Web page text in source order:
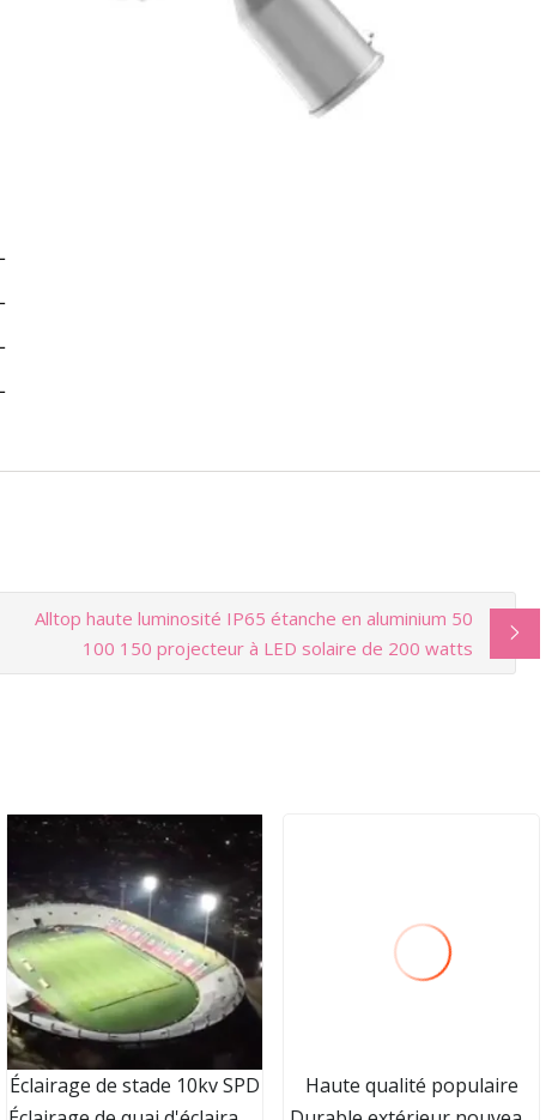
Alltop haute luminosité IP65 étanche en aluminium 50
100 150 projecteur à LED solaire de 200 watts
Éclairage de stade 10kv SPD
Haute qualité populaire